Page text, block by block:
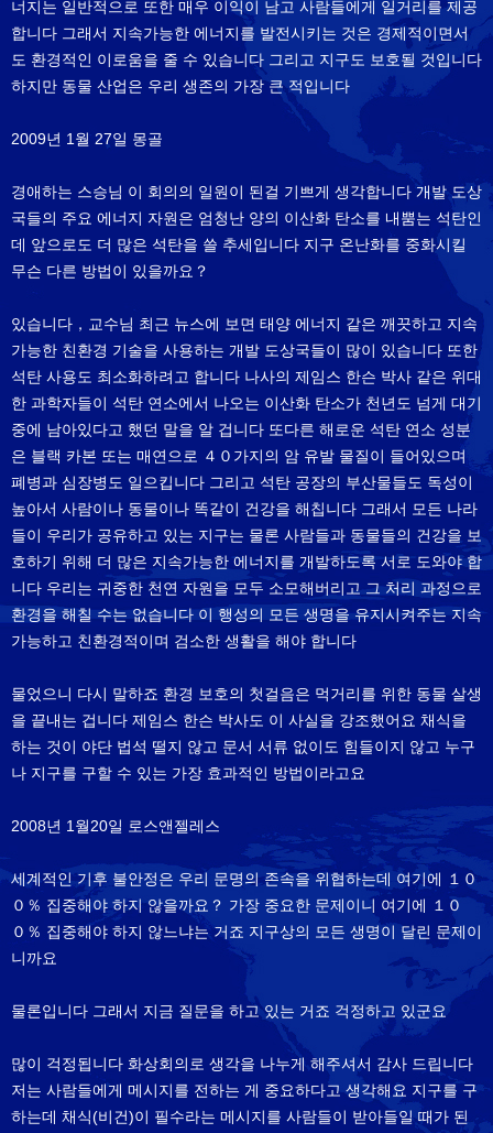
너지는 일반적으로 또한 매우 이익이 남고 사람들에게 일거리를 제공
합니다 그래서 지속가능한 에너지를 발전시키는 것은 경제적이면서
도 환경적인 이로움을 줄 수 있습니다 그리고 지구도 보호될 것입니다
하지만 동물 산업은 우리 생존의 가장 큰 적입니다
2009년 1월 27일 몽골
경애하는 스승님 이 회의의 일원이 된걸 기쁘게 생각합니다 개발 도상
국들의 주요 에너지 자원은 엄청난 양의 이산화 탄소를 내뿜는 석탄인
데 앞으로도 더 많은 석탄을 쓸 추세입니다 지구 온난화를 중화시킬
무슨 다른 방법이 있을까요？
있습니다，교수님 최근 뉴스에 보면 태양 에너지 같은 깨끗하고 지속
가능한 친환경 기술을 사용하는 개발 도상국들이 많이 있습니다 또한
석탄 사용도 최소화하려고 합니다 나사의 제임스 한슨 박사 같은 위대
한 과학자들이 석탄 연소에서 나오는 이산화 탄소가 천년도 넘게 대기
중에 남아있다고 했던 말을 알 겁니다 또다른 해로운 석탄 연소 성분
은 블랙 카본 또는 매연으로 ４０가지의 암 유발 물질이 들어있으며
폐병과 심장병도 일으킵니다 그리고 석탄 공장의 부산물들도 독성이
높아서 사람이나 동물이나 똑같이 건강을 해칩니다 그래서 모든 나라
들이 우리가 공유하고 있는 지구는 물론 사람들과 동물들의 건강을 보
호하기 위해 더 많은 지속가능한 에너지를 개발하도록 서로 도와야 합
니다 우리는 귀중한 천연 자원을 모두 소모해버리고 그 처리 과정으로
환경을 해칠 수는 없습니다 이 행성의 모든 생명을 유지시켜주는 지속
가능하고 친환경적이며 검소한 생활을 해야 합니다
물었으니 다시 말하죠 환경 보호의 첫걸음은 먹거리를 위한 동물 살생
을 끝내는 겁니다 제임스 한슨 박사도 이 사실을 강조했어요 채식을
하는 것이 야단 법석 떨지 않고 문서 서류 없이도 힘들이지 않고 누구
나 지구를 구할 수 있는 가장 효과적인 방법이라고요
2008년 1월20일 로스앤젤레스
세계적인 기후 불안정은 우리 문명의 존속을 위협하는데 여기에 １０
０％ 집중해야 하지 않을까요？ 가장 중요한 문제이니 여기에 １０
０％ 집중해야 하지 않느냐는 거죠 지구상의 모든 생명이 달린 문제이
니까요
물론입니다 그래서 지금 질문을 하고 있는 거죠 걱정하고 있군요
많이 걱정됩니다 화상회의로 생각을 나누게 해주셔서 감사 드립니다
저는 사람들에게 메시지를 전하는 게 중요하다고 생각해요 지구를 구
하는데 채식(비건)이 필수라는 메시지를 사람들이 받아들일 때가 된